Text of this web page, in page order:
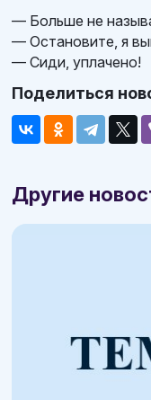
— Больше не
— Остановите, я
— Сиди, уплачено!
Поделиться
Другие